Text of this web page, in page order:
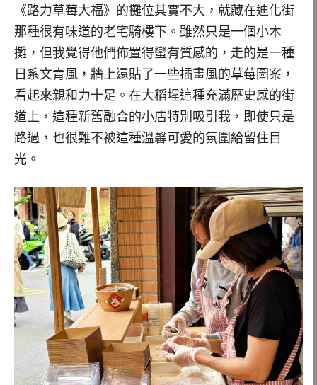
《路力草莓大福》的攤位其實不大，就藏在迪化街
那種很有味道的老宅騎樓下。雖然只是一個小木
攤，但我覺得他們佈置得蠻有質感的，走的是一種
日系文青風，牆上還貼了一些插畫風的草莓圖案，
看起來親和力十足。在大稻埕這種充滿歷史感的街
道上，這種新舊融合的小店特別吸引我，即使只是
路過，也很難不被這種溫馨可愛的氛圍給留住目
光。